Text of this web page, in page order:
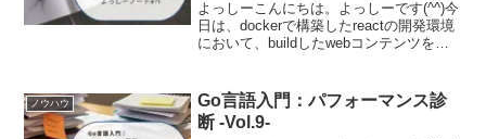
よっしーこんにちは。よっしーです(^^)今
日は、dockerで構築したreactの開発環境
において、buildしたwebコンテンツを
発環境の構築が完了...
ノウハウ
Go言語入門：パフォーマンス診
断 -Vol.9-